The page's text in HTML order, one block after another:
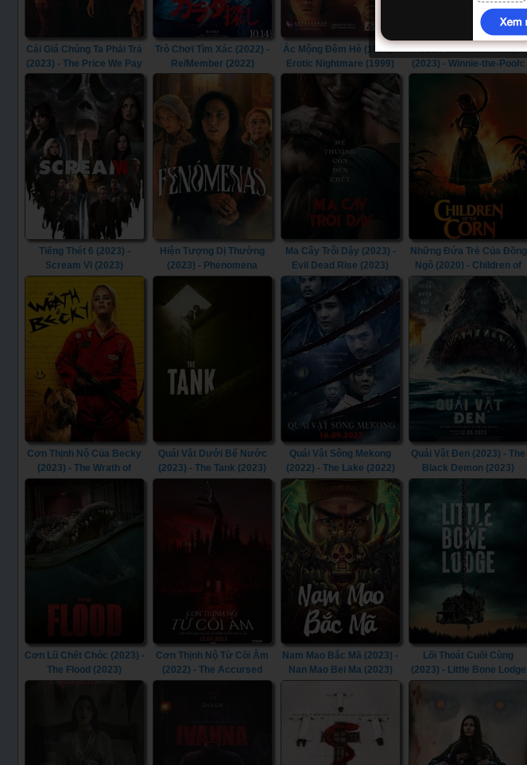
Cái Giá Chúng Ta Phải Trả
(2023) - The Price We Pay
(2023)
Trò Chơi Tìm Xác (2022) -
Re/Member (2022)
Ác Mộng Đêm Hè (1999) -
Erotic Nightmare (1999)
Gấu Pooh: Máu và Mật
(2023) - Winnie-the-Pooh:
Blood and Honey (2023)
Tiếng Thét 6 (2023) -
Scream VI (2023)
Hiện Tượng Dị Thường
(2023) - Phenomena
Ma Cây Trỗi Dậy (2023) -
Evil Dead Rise (2023)
Những Đứa Trẻ Của Đồng
Ngô (2020) - Children of
the Corn (2020)
Cơn Thịnh Nộ Của Becky
(2023) - The Wrath of
Becky (2023)
Quái Vật Dưới Bể Nước
(2023) - The Tank (2023)
Quái Vật Sông Mekong
(2022) - The Lake (2022)
Quái Vật Đen (2023) - The
Black Demon (2023)
Cơn Lũ Chết Chóc (2023) -
The Flood (2023)
Cơn Thịnh Nộ Từ Cõi Âm
(2022) - The Accursed
Nam Mao Bắc Mã (2023) -
Nan Mao Bei Ma (2023)
Lối Thoát Cuối Cùng
(2023) - Little Bone Lodge